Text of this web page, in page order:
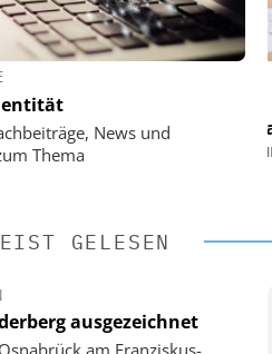
News und
Thema
Digitalisierung im
Von digitaler
zur KI-fähigen Steuerung
GELESEN
ausgezeichnet
am Franziskus-